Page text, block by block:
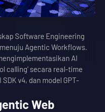
Software Engineering
Agentic Workflows.
AI
calling' secara real-time
v4, dan model GPT-
Web